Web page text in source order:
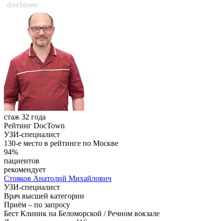
стаж 32 года
Рейтинг DocTown
УЗИ-специалист
130-е место в рейтинге по Москве
94%
пациентов
рекомендует
Стояков Анатолий Михайлович
УЗИ-специалист
Врач высшей категории
Приём – по запросу
Бест Клиник на Беломорской / Речном вокзале